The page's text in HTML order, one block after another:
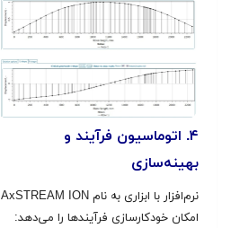
۴. اتوماسیون فرآیند و
بهینه‌سازی
نرم‌افزار با ابزاری به نام AxSTREAM ION
امکان خودکارسازی فرآیندها را می‌دهد: